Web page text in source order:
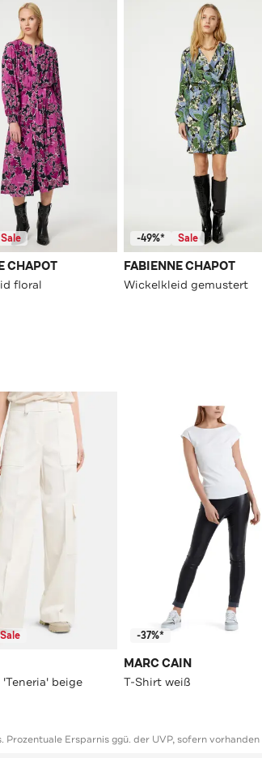
Sale
CHAPOT
floral
-49%* Sale
FABIENNE CHAPOT
Wickelkleid gemustert
Sale
beige
-37%*
MARC CAIN
T-Shirt weiß
Ersparnis ggü. der UVP, sofern vorhanden